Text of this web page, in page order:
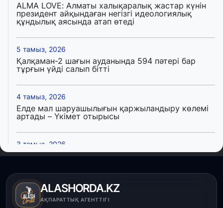
ALMA LOVE: Алматы халықаралық жастар күнін
президент айқындаған негізгі идеологиялық
құндылық аясында атап өтеді
5 тамыз, 2026
Қалқаман-2 шағын ауданында 594 пәтері бар
тұрғын үйді салып бітті
4 тамыз, 2026
Елде мал шаруашылығын қаржыландыру көлемі
артады – Үкімет отырысы
3 тамыз, 2026
Өңірлерде жаңа вокзалдар, су құбыры,
пайдалануға берілді
3 тамыз, 2026
ALASHORDA.KZ
АҚПАРАТТЫҚ АГЕНТТІГІ